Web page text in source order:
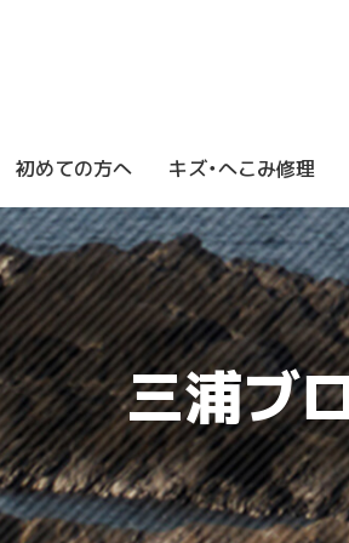
初めての方へ キズ・へこみ修理
三浦ブ